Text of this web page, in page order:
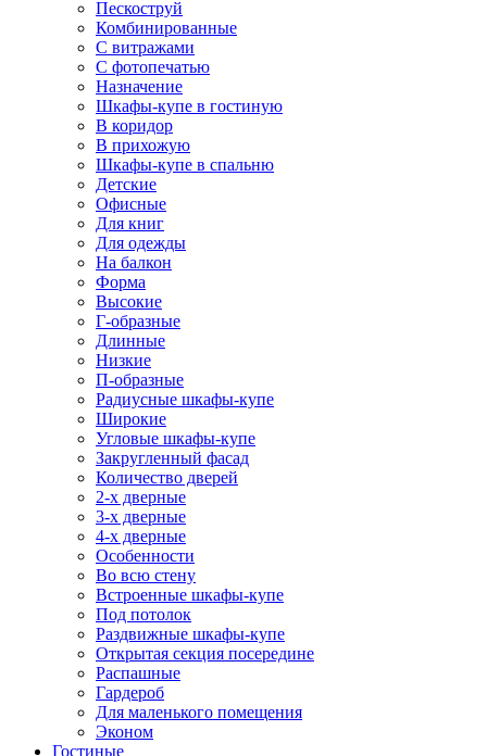
Пескоструй
Комбинированные
С витражами
С фотопечатью
Назначение
Шкафы-купе в гостиную
В коридор
В прихожую
Шкафы-купе в спальню
Детские
Офисные
Для книг
Для одежды
На балкон
Форма
Высокие
Г-образные
Длинные
Низкие
П-образные
Радиусные шкафы-купе
Широкие
Угловые шкафы-купе
Закругленный фасад
Количество дверей
2-х дверные
3-х дверные
4-х дверные
Особенности
Во всю стену
Встроенные шкафы-купе
Под потолок
Раздвижные шкафы-купе
Открытая секция посередине
Распашные
Гардероб
Для маленького помещения
Эконом
Гостиные